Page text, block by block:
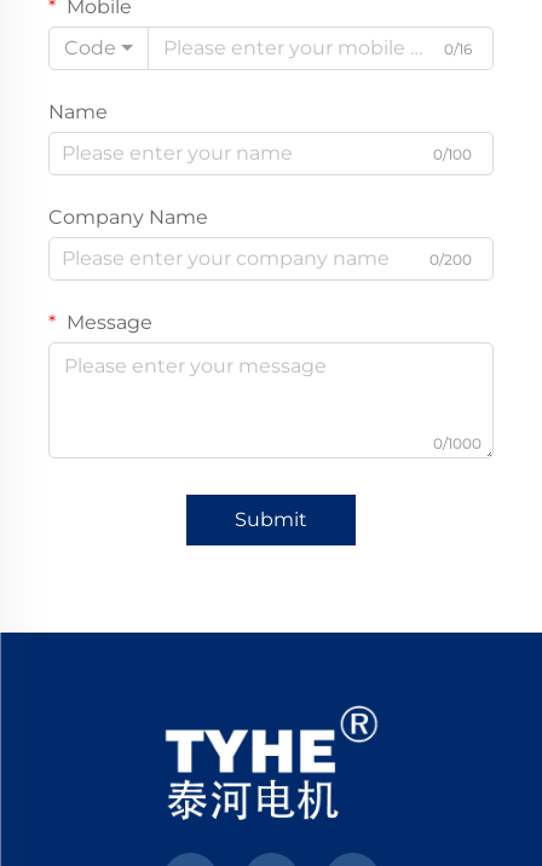
Mobile
Code
0/16
Name
0/100
Company Name
0/200
Message
0/1000
Submit